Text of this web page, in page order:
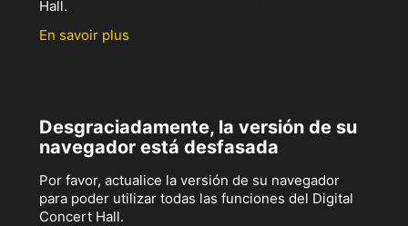
Hall.
En savoir plus
Desgraciadamente, la versión de su
navegador está desfasada
Por favor, actualice la versión de su navegador
para poder utilizar todas las funciones del Digital
Concert Hall.